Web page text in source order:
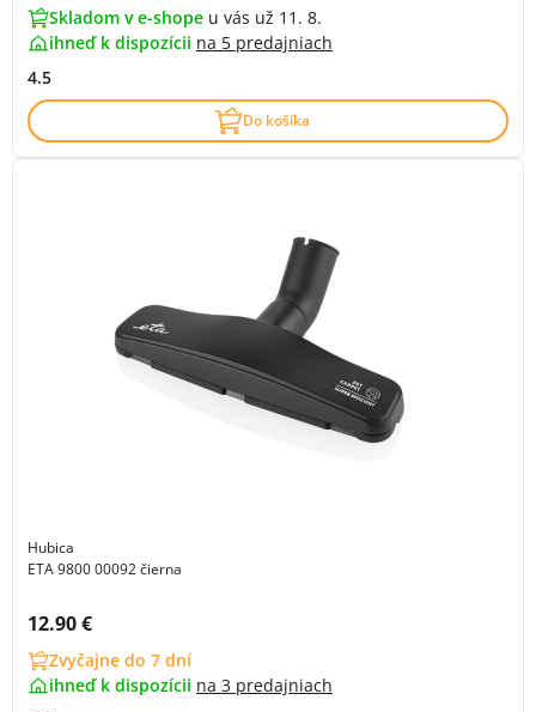
Skladom v e-shope u vás už 11. 8.
ihneď k dispozícii na 5 predajniach
4.5
Do košíka
Hubica
ETA 9800 00092 čierna
Cena s DPH:
12.90 €
Zvyčajne do 7 dní
ihneď k dispozícii na 3 predajniach